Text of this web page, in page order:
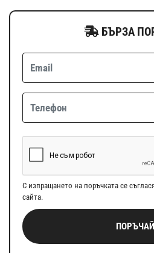
БЪРЗА
С изпращането на поръчката се
сайта.
ПОРЪЧАЙ